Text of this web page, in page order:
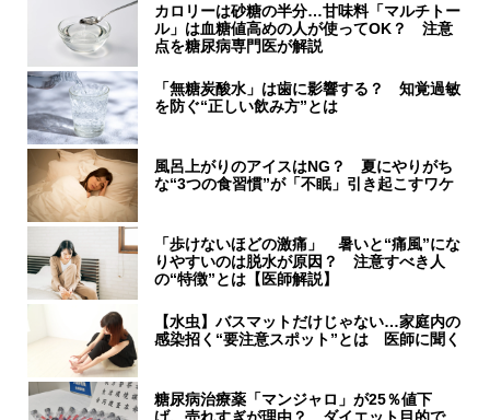
カロリーは砂糖の半分…甘味料「マルチトー
ル」は血糖値高めの人が使ってOK？ 注意
点を糖尿病専門医が解説
「無糖炭酸水」は歯に影響する？ 知覚過敏
を防ぐ“正しい飲み方”とは
風呂上がりのアイスはNG？ 夏にやりがち
な“3つの食習慣”が「不眠」引き起こすワケ
「歩けないほどの激痛」 暑いと“痛風”にな
りやすいのは脱水が原因？ 注意すべき人
の“特徴”とは【医師解説】
【水虫】バスマットだけじゃない…家庭内の
感染招く“要注意スポット”とは 医師に聞く
糖尿病治療薬「マンジャロ」が25％値下
げ、売れすぎが理由？ ダイエット目的で